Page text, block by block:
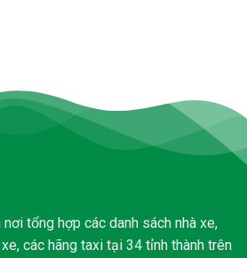
nơi tổng hợp các danh sách nhà xe,
các hãng taxi tại 34 tỉnh thành trên